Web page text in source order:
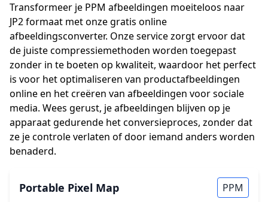
Transformeer je PPM afbeeldingen moeiteloos naar
JP2 formaat met onze gratis online
afbeeldingsconverter. Onze service zorgt ervoor dat
de juiste compressiemethoden worden toegepast
zonder in te boeten op kwaliteit, waardoor het perfect
is voor het optimaliseren van productafbeeldingen
online en het creëren van afbeeldingen voor sociale
media. Wees gerust, je afbeeldingen blijven op je
apparaat gedurende het conversieproces, zonder dat
ze je controle verlaten of door iemand anders worden
benaderd.
Portable Pixel Map PPM